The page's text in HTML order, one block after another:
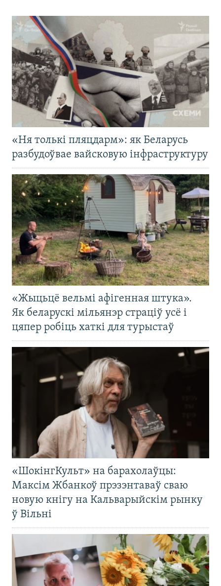
«Ня толькі пляцдарм»: як Беларусь
разбудоўвае вайсковую інфраструктуру
«Жыцьцё вельмі афігенная штука».
Як беларускі мільянэр страціў усё і
цяпер робіць хаткі для турыстаў
«ШокінгКульт» на барахолаўцы:
Максім Жбанкоў прэзэнтаваў сваю
новую кнігу на Кальварыйскім рынку
ў Вільні